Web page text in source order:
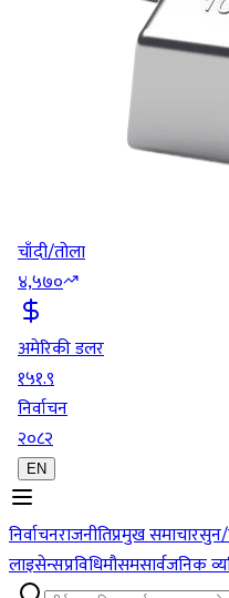
चाँदी/तोला
४,५७०
अमेरिकी डलर
१५१.९
निर्वाचन
२०८२
EN
निर्वाचनराजनीतिप्रमुख समाचारसुन/
लाइसेन्सप्रविधिमौसमसार्वजनिक